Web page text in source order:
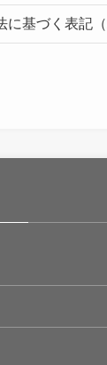
に基づく表記